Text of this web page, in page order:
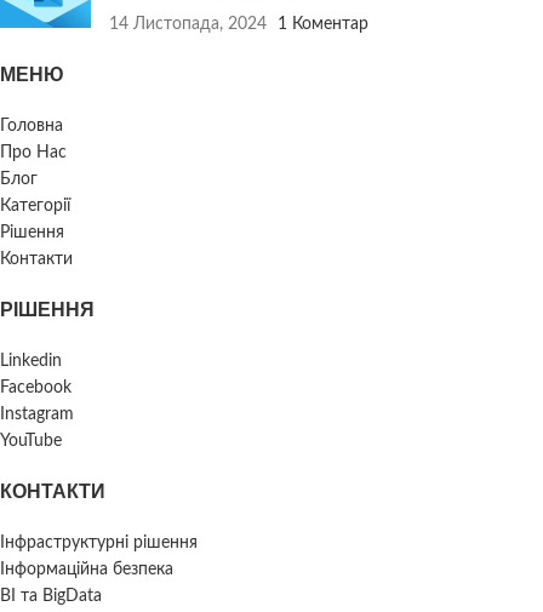
14 Листопада, 2024 1 Коментар
МЕНЮ
Головна
Про Нас
Блог
Категорії
Рішення
Контакти
РІШЕННЯ
Linkedin
Facebook
Instagram
YouTube
КОНТАКТИ
Інфраструктурні рішення
Інформаційна безпека
BI та BigData